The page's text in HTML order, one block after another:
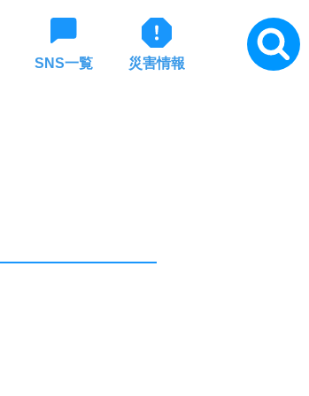
SNS一覧 災害情報